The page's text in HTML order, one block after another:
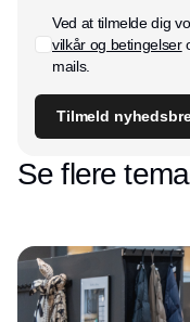
Ved at tilmelde dig
vilkår og betingelser
mails.
Tilmeld
Se flere